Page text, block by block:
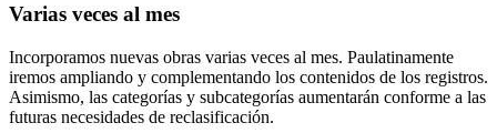
Varias veces al mes
Incorporamos nuevas obras varias veces al mes. Paulatinamente
iremos ampliando y complementando los contenidos de los registros.
Asimismo, las categorías y subcategorías aumentarán conforme a las
futuras necesidades de reclasificación.